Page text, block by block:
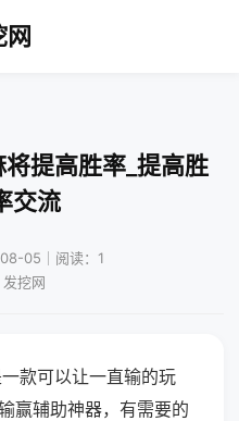
网
提高胜率_提高胜
交流
05｜阅读：1
挖网
款可以让一直输的玩
赢辅助神器，有需要的